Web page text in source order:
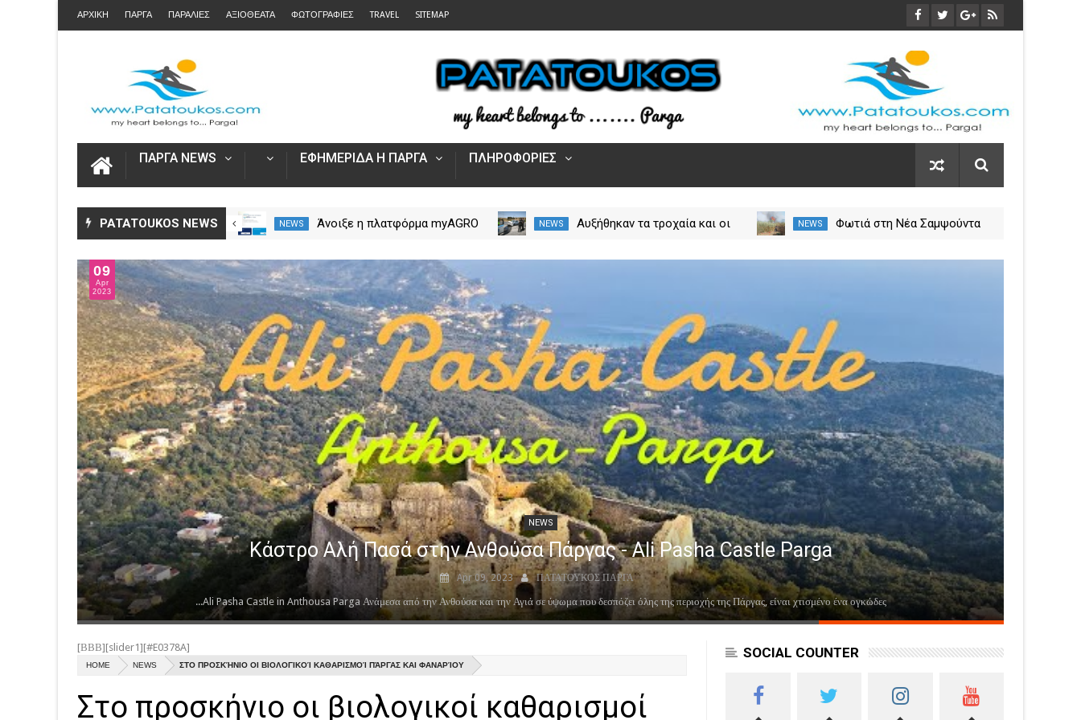
ΑΡΧΙΚΗ ΠΑΡΓΑ ΠΑΡΑΛΙΕΣ ΑΞΙΟΘΕΑΤΑ ΦΩΤΟΓΡΑΦΙΕΣ TRAVEL SITEMAP
ΠΑΡΓΑ NEWS ΕΦΗΜΕΡΙΔΑ Η ΠΑΡΓΑ ΠΛΗΡΟΦΟΡΙΕΣ
PATATOUKOS NEWS
Η Πάργα τίμησε τη
Μεταμόρφωση του Κυρίου
NEWS
Η Καινοτομία στα ταξίδια μόνο
NEWS
Άνοιξε η πλατφόρμα myAGRO
NEWS
Αυξήθηκαν τα τροχαία και οι
30
Jul
2023
NEWS
A colorful bouquet called Parga
Jul 30, 2023 ΠΑΤΑΤΟΥΚΟΣ ΠΑΡΓΑ
[ΒΒΒ][slider1][#E0378A]
HOME NEWS ΣΤΟ ΠΡΟΣΚΉΝΙΟ ΟΙ ΒΙΟΛΟΓΙΚΟΊ ΚΑΘΑΡΙΣΜΟΊ ΠΆΡΓΑΣ ΚΑΙ ΦΑΝΑΡΊΟΥ
Στο προσκήνιο οι βιολογικοί καθαρισμοί
SOCIAL COUNTER